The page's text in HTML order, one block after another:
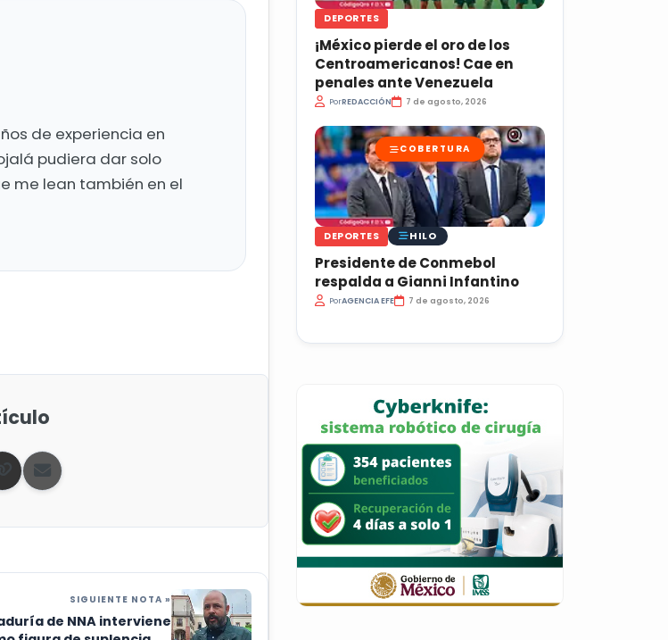
de experiencia en
pudiera dar solo
me lean también en el
SIGUIENTE NOTA »
de NNA interviene
DEPORTES
¡México pierde el oro de los
Centroamericanos! Cae en
penales ante Venezuela
PorREDACCIÓN 7 de agosto, 2026
COBERTURA
DEPORTES HILO
Presidente de Conmebol
respalda a Gianni Infantino
PorAGENCIA EFE 7 de agosto, 2026